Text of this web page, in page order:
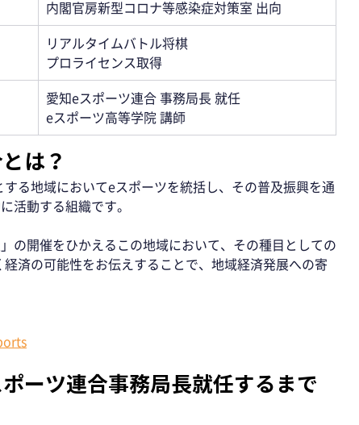
内閣官房新型コロナ等感染症対策室 出向
リアルタイムバトル将棋
プロライセンス取得
愛知eスポーツ連合 事務局長 就任
eスポーツ高等学院 講師
は？
る地域においてeスポーツを統括し、その普及振興を通
活動する組織です。
の開催をひかえるこの地域において、その種目としての
済の可能性をお伝えすることで、地域経済発展への寄
ーツ連合事務局長就任するまで